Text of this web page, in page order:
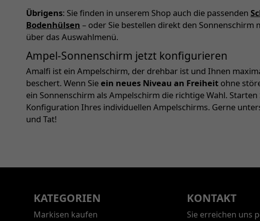
Übrigens: Sie finden in unserem Shop auch die passenden
Bodenhülsen – oder Sie bestellen direkt den Sonnenschirm
über das Auswahlmenü.
Ampel-Sonnenschirm jetzt konfigurieren
Amalfi ist ein Ampelschirm, der drehbar ist und Ihnen
beschert. Wenn Sie ein neues Niveau an Freiheit ohne
ein Sonnenschirm als Ampelschirm die richtige Wahl.
Konfiguration Ihres individuellen Ampelschirms. Gerne
und Tat!
KATEGORIEN
Markisen kaufen
KONTAKT
Sie erreichen uns